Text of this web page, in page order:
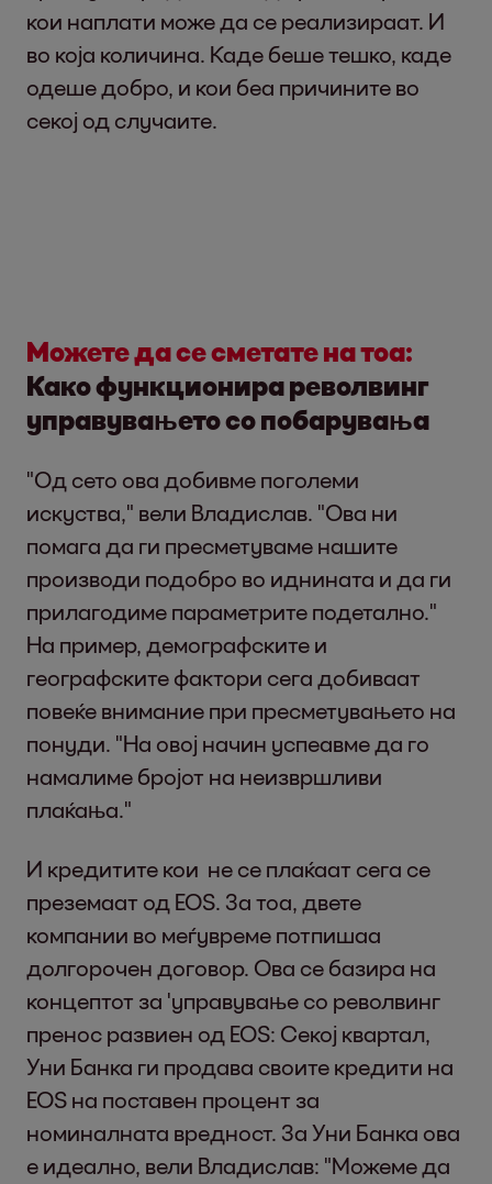
кои наплати може да се реализираат. И
во која количина. Каде беше тешко, каде
одеше добро, и кои беа причините во
секој од случаите.
Можете да се сметате на тоа:
Како функционира револвинг
управувањето со побарувања
"Од сето ова добивме поголеми
искуства," вели Владислав. "Ова ни
помага да ги пресметуваме нашите
производи подобро во иднината и да ги
прилагодиме параметрите подетално."
На пример, демографските и
географските фактори сега добиваат
повеќе внимание при пресметувањето на
понуди. "На овој начин успеавме да го
намалиме бројот на неизвршливи
плаќања."
И кредитите кои не се плаќаат сега се
преземаат од EOS. За тоа, двете
компании во меѓувреме потпишаа
долгорочен договор. Ова се базира на
концептот за 'управување со револвинг
пренос развиен од EOS: Секој квартал,
Уни Банка ги продава своите кредити на
EOS на поставен процент за
номиналната вредност. За Уни Банка ова
е идеално, вели Владислав: "Можеме да